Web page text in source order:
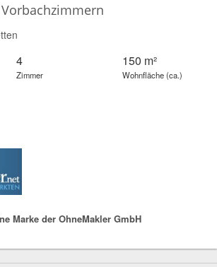
4
Zimmer
150 m²
Wohnfläche (ca.)
Marke der OhneMakler GmbH